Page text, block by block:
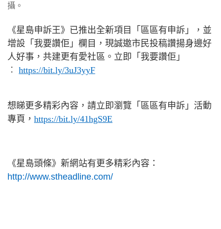
攝。
《星島申訴王》已推出全新項目「區區有申訴」，並
增設「我要讚佢」欄目，現誠邀市民投稿讚揚身邊好
人好事，共建更有愛社區。立即「我要讚佢」
︰ https://bit.ly/3uJ3yyF
想睇更多精彩內容，請立即瀏覽「區區有申訴」活動
專頁， https://bit.ly/41hgS9E
《星島頭條》新網站有更多精彩內容：
http://www.stheadline.com/